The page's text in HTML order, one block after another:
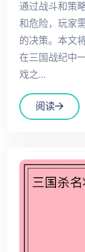
通过战斗和策
和危险，玩家
的决策。本文
在三国战纪中
戏之...
阅读